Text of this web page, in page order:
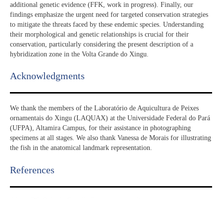
additional genetic evidence (FFK, work in progress). Finally, our
findings emphasize the urgent need for targeted conservation strategies
to mitigate the threats faced by these endemic species. Understanding
their morphological and genetic relationships is crucial for their
conservation, particularly considering the present description of a
hybridization zone in the Volta Grande do Xingu.
Acknowledgments​
We thank the members of the Laboratório de Aquicultura de Peixes
ornamentais do Xingu (LAQUAX) at the Universidade Federal do Pará
(UFPA), Altamira Campus, for their assistance in photographing
specimens at all stages. We also thank Vanessa de Morais for illustrating
the fish in the anatomical landmark representation.
References​